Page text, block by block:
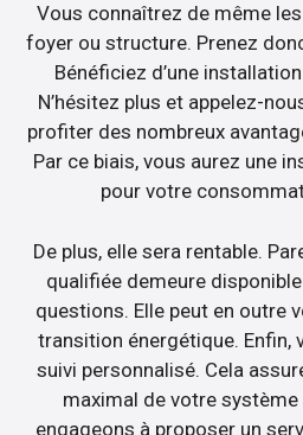
Vous connaîtrez de même
foyer ou structure. Prenez
Bénéficiez d’une
N’hésitez plus et appelez-
profiter des nombreux
Par ce biais, vous aurez une
pour votre
De plus, elle sera rentable.
qualifiée demeure
questions. Elle peut en outre
transition énergétique. Enfin,
suivi personnalisé. Cela
maximal de votre
engageons à proposer un